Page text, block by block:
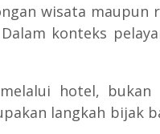
wisata
konteks
hotel,
langkah bijak